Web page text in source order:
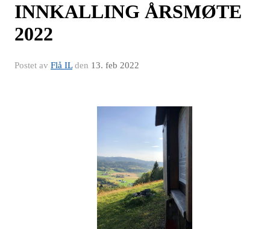
INNKALLING ÅRSMØTE
2022
Postet av Flå ILden 13. feb 2022